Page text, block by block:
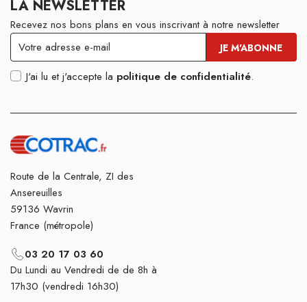
LA NEWSLETTER
Recevez nos bons plans en vous inscrivant à notre newsletter
J'ai lu et j'accepte la politique de confidentialité.
Route de la Centrale, ZI des
Ansereuilles
59136 Wavrin
France (métropole)
03 20 17 03 60
Du Lundi au Vendredi de de 8h à
17h30 (vendredi 16h30)